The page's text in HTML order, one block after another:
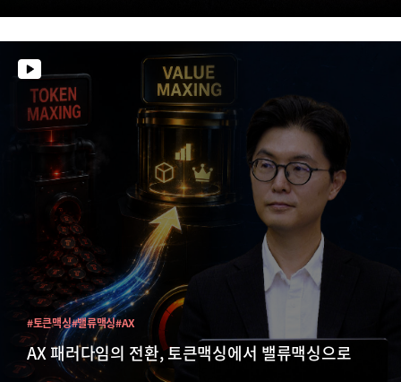
AX 패러다임의 전환, 토큰맥싱에서 밸류맥싱으로
#토큰맥싱#밸류맥싱#AX